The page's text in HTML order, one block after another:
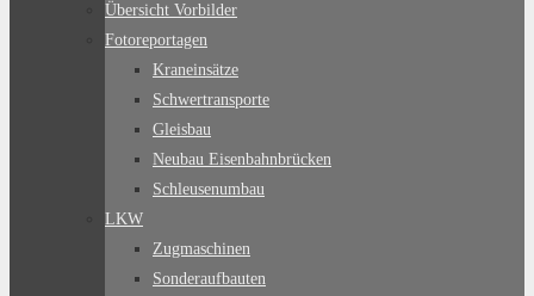
Übersicht Vorbilder
Fotoreportagen
Kraneinsätze
Schwertransporte
Gleisbau
Neubau Eisenbahnbrücken
Schleusenumbau
LKW
Zugmaschinen
Sonderaufbauten